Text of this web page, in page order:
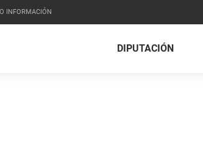
INFORMACIÓN
DIPUTACIÓN